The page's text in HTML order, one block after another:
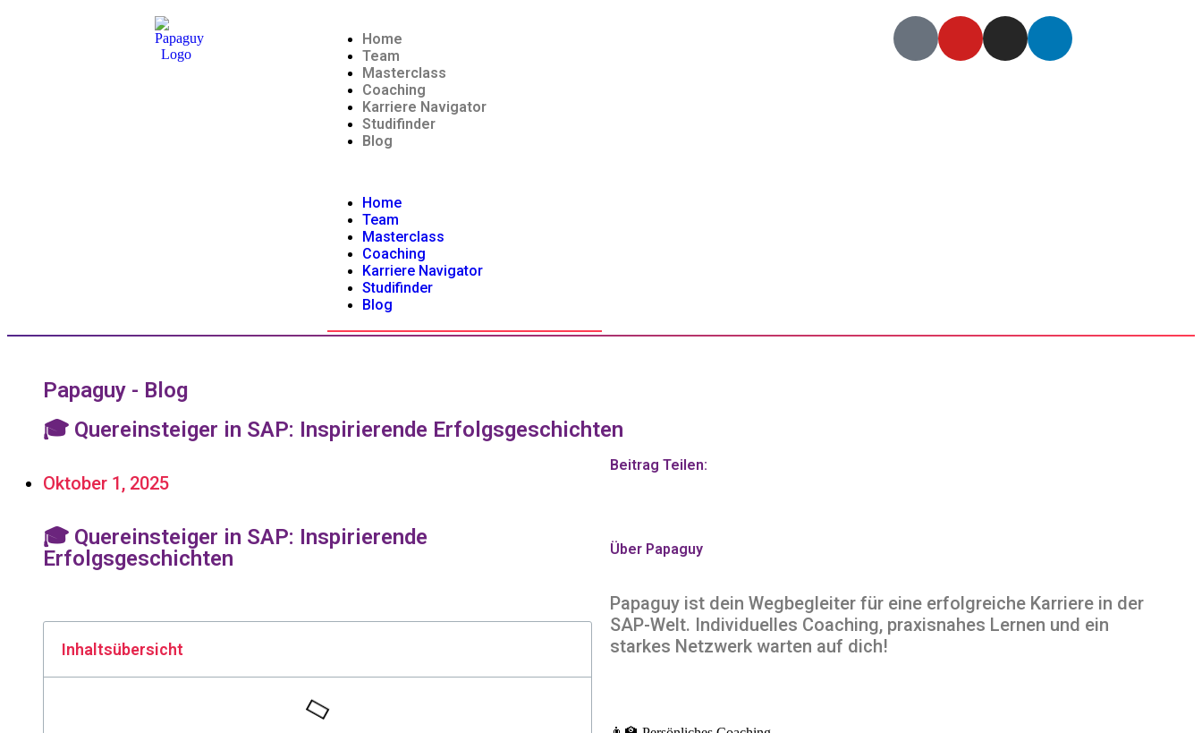
Home
Team
Masterclass
Coaching
Karriere Navigator
Studifinder
Blog
Home
Team
Masterclass
Coaching
Karriere Navigator
Studifinder
Blog
Papaguy - Blog
🎓 Quereinsteiger in SAP: Inspirierende Erfolgsgeschichten
Oktober 1, 2025
🎓 Quereinsteiger in SAP: Inspirierende
Erfolgsgeschichten
Inhaltsübersicht
Beitrag Teilen:
Über Papaguy
Papaguy ist dein Wegbegleiter für eine erfolgreiche Karriere in der
SAP-Welt. Individuelles Coaching, praxisnahes Lernen und ein
starkes Netzwerk warten auf dich!